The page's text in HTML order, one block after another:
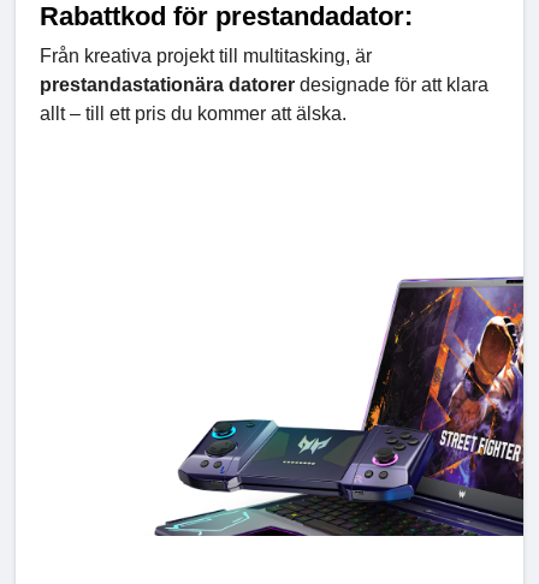
Rabattkod för prestandadator:
Från kreativa projekt till multitasking, är
prestandastationära datorer designade för att klara
allt – till ett pris du kommer att älska.